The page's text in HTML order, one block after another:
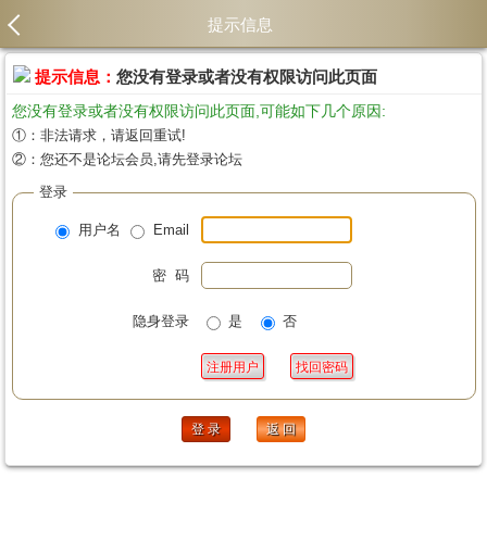
提示信息
提示信息： 您没有登录或者没有权限访问此页面
您没有登录或者没有权限访问此页面,可能如下几个原因:
①：非法请求，请返回重试!
②：您还不是论坛会员,请先登录论坛
登录
用户名 Email
密 码
隐身登录 是 否